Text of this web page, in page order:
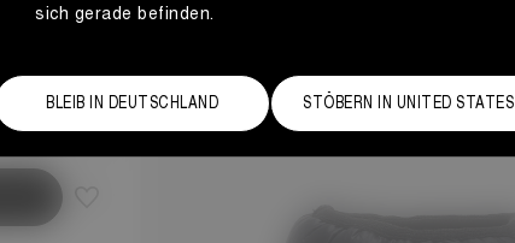
sich gerade befinden.
BLEIB IN DEUTSCHLAND STÖBERN IN UNITED STATES